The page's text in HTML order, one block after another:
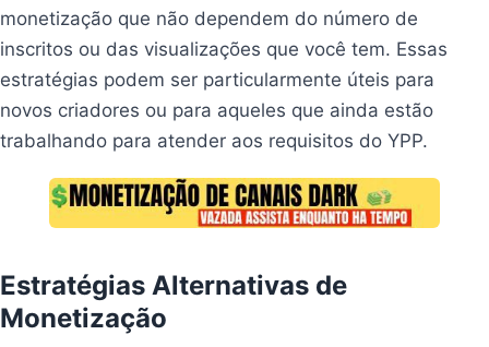
monetização que não dependem do número de
inscritos ou das visualizações que você tem. Essas
estratégias podem ser particularmente úteis para
novos criadores ou para aqueles que ainda estão
trabalhando para atender aos requisitos do YPP.
Estratégias Alternativas de
Monetização